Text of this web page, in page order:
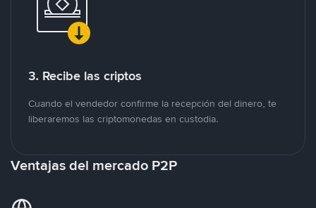
3. Recibe las criptos
Cuando el vendedor confirme la recepción del dinero, te
liberaremos las criptomonedas en custodia.
Ventajas del mercado P2P